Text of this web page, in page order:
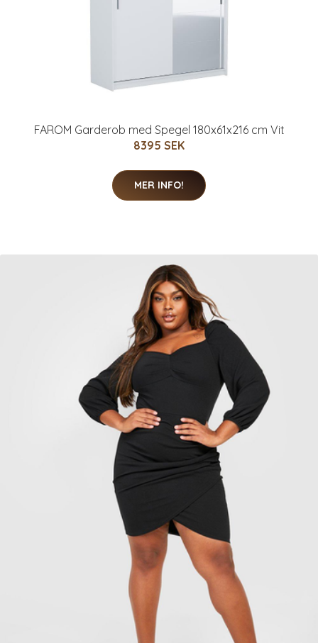
FAROM Garderob med Spegel 180x61x216 cm Vit
8395 SEK
MER INFO!